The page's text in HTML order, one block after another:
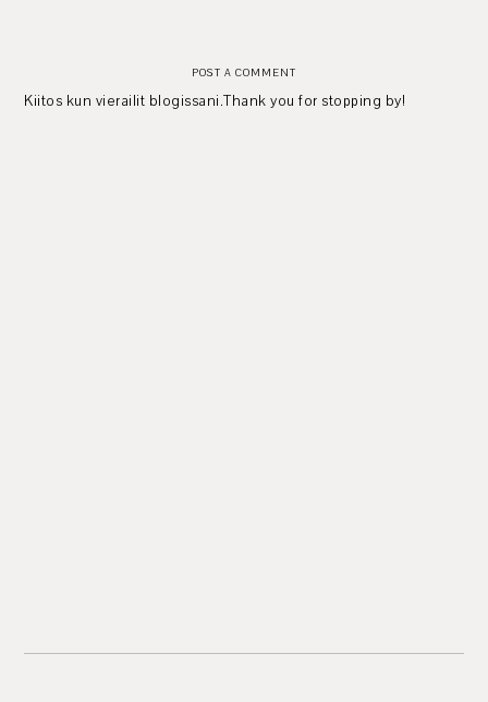
POST A COMMENT
Kiitos kun vierailit blogissani.Thank you for stopping by!